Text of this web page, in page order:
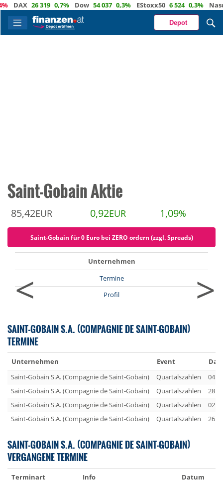
DAX 26 319 0,7% Dow 54 037 0,3% EStoxx50 6 524 0,3% Nasdaq
Depot
Saint-Gobain Aktie
85,42EUR 0,92EUR 1,09%
Saint-Gobain für 0 Euro bei ZERO ordern (zzgl. Spreads)
<
Unternehmen
Termine
Profil
>
SAINT-GOBAIN S.A. (COMPAGNIE DE SAINT-GOBAIN)
TERMINE
Unternehmen Event
Saint-Gobain S.A. (Compagnie de Saint-Gobain)
Quartalszahlen
Saint-Gobain S.A. (Compagnie de Saint-Gobain)
Quartalszahlen
Saint-Gobain S.A. (Compagnie de Saint-Gobain)
Quartalszahlen
Saint-Gobain S.A. (Compagnie de Saint-Gobain)
Quartalszahlen
SAINT-GOBAIN S.A. (COMPAGNIE DE SAINT-GOBAIN)
VERGANGENE TERMINE
Terminart Info
Datum